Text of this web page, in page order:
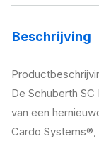
Beschrijving
De Schuberth
van een
Cardo Systems®,